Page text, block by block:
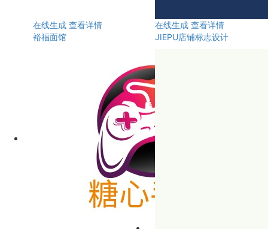
在线生成 查看详情
裕福面馆
在线生成 查看详情
JIEPU店铺标志设计